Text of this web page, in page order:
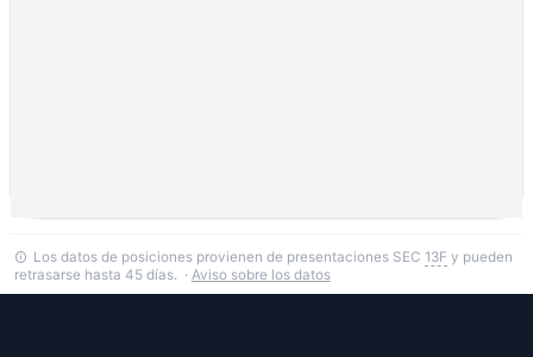
Los datos de posiciones provienen de presentaciones SEC 13F y pueden
retrasarse hasta 45 días. · Aviso sobre los datos